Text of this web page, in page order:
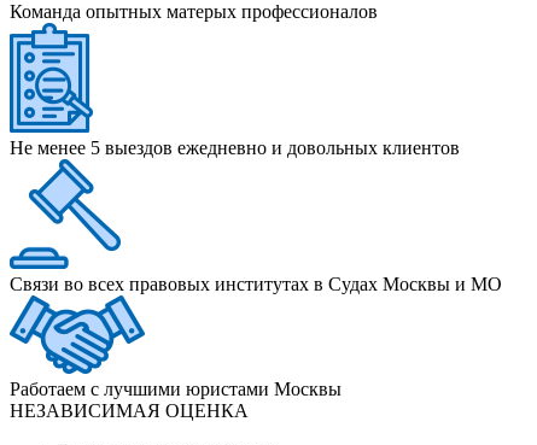
Команда опытных матерых профессионалов
Не менее 5 выездов ежедневно и довольных клиентов
Связи во всех правовых институтах в Судах Москвы и МО
Работаем с лучшими юристами Москвы
НЕЗАВИСИМАЯ ОЦЕНКА